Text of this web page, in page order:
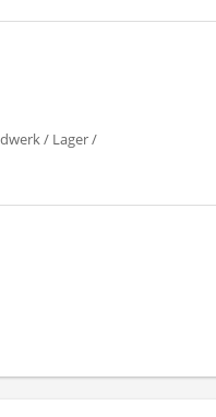
/ Lager /